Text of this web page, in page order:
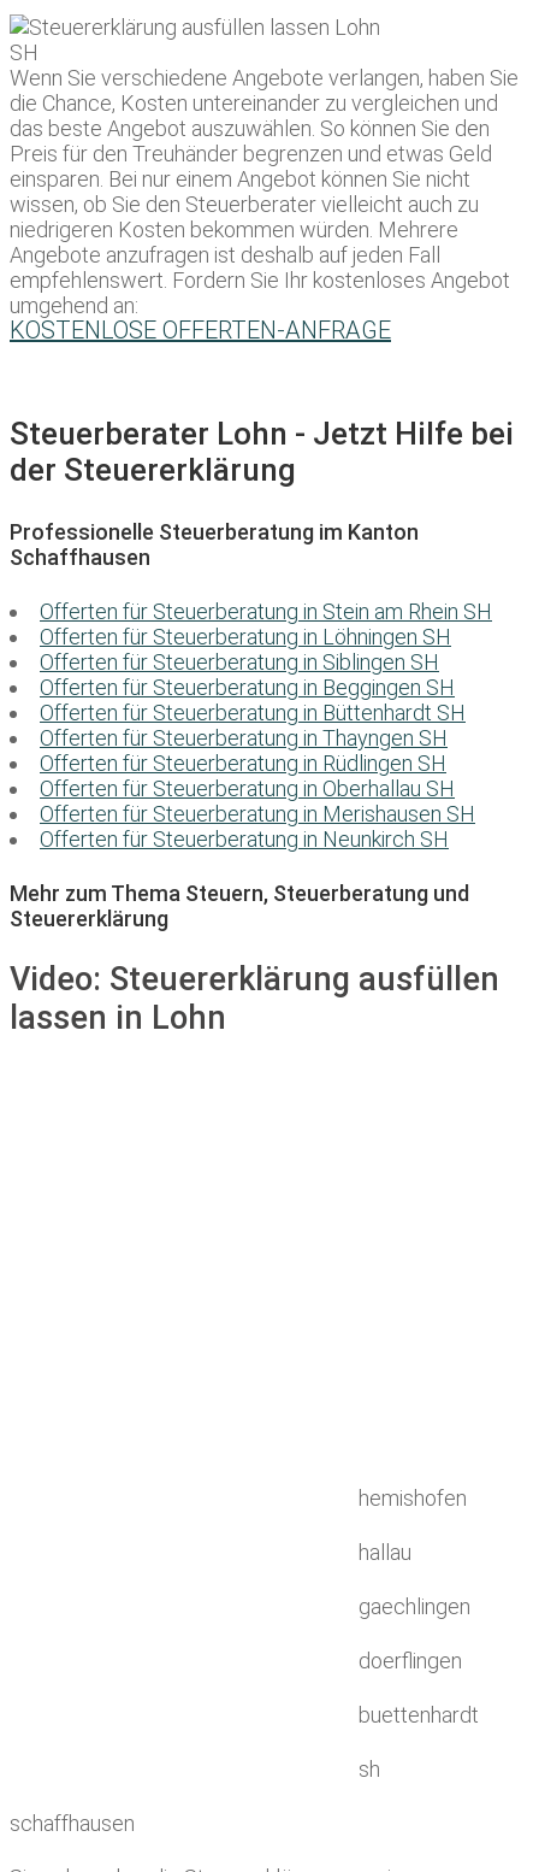
Wenn Sie verschiedene Angebote verlangen, haben Sie
die Chance, Kosten untereinander zu vergleichen und
das beste Angebot auszuwählen. So können Sie den
Preis für den Treuhänder begrenzen und etwas Geld
einsparen. Bei nur einem Angebot können Sie nicht
wissen, ob Sie den Steuerberater vielleicht auch zu
niedrigeren Kosten bekommen würden. Mehrere
Angebote anzufragen ist deshalb auf jeden Fall
empfehlenswert. Fordern Sie Ihr kostenloses Angebot
umgehend an:
KOSTENLOSE OFFERTEN-ANFRAGE
Steuerberater Lohn - Jetzt Hilfe bei
der Steuererklärung
Professionelle Steuerberatung im Kanton
Schaffhausen
Offerten für Steuerberatung in Stein am Rhein SH
Offerten für Steuerberatung in Löhningen SH
Offerten für Steuerberatung in Siblingen SH
Offerten für Steuerberatung in Beggingen SH
Offerten für Steuerberatung in Büttenhardt SH
Offerten für Steuerberatung in Thayngen SH
Offerten für Steuerberatung in Rüdlingen SH
Offerten für Steuerberatung in Oberhallau SH
Offerten für Steuerberatung in Merishausen SH
Offerten für Steuerberatung in Neunkirch SH
Mehr zum Thema Steuern, Steuerberatung und
Steuererklärung
Video: Steuererklärung ausfüllen
lassen in Lohn
hemishofen
hallau
gaechlingen
doerflingen
buettenhardt
sh
schaffhausen